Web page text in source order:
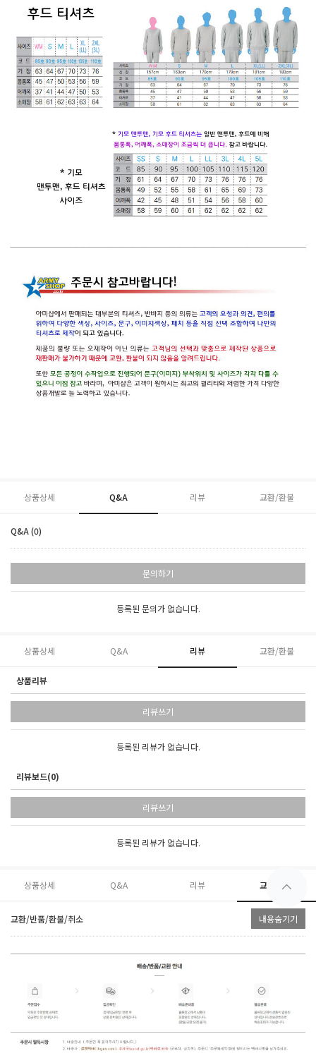
상품상세 Q&A 리뷰 교환/환불
Q&A (0)
문의하기
등록된 문의가 없습니다.
상품상세 Q&A 리뷰 교환/환불
상품리뷰
리뷰쓰기
등록된 리뷰가 없습니다.
리뷰보드(0)
리뷰쓰기
등록된 리뷰가 없습니다.
상품상세 Q&A 리뷰 교환/환불
교환/반품/환불/취소 내용숨기기